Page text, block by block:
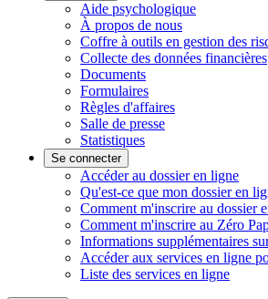
Aide psychologique
À propos de nous
Coffre à outils en gestion des
Collecte des données financières
Documents
Formulaires
Règles d'affaires
Salle de presse
Statistiques
Se connecter
Accéder au dossier en ligne
Qu'est-ce que mon dossier en
Comment m'inscrire au dossier
Comment m'inscrire au Zéro
Informations supplémentaires
Accéder aux services en ligne
Liste des services en ligne